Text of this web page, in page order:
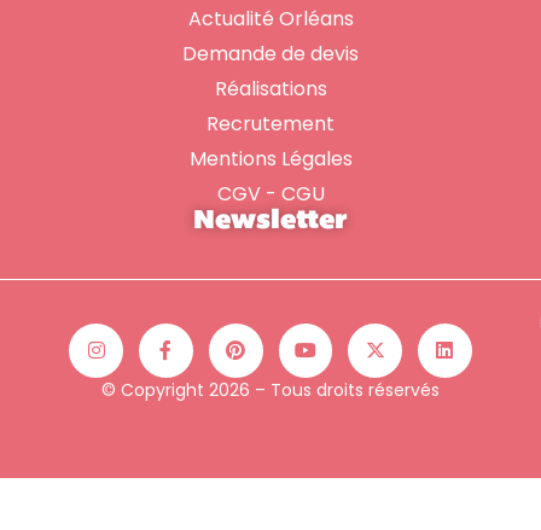
Actualité Orléans
Demande de devis
Réalisations
Recrutement
Mentions Légales
CGV - CGU
Newsletter
© Copyright 2026 – Tous droits réservés